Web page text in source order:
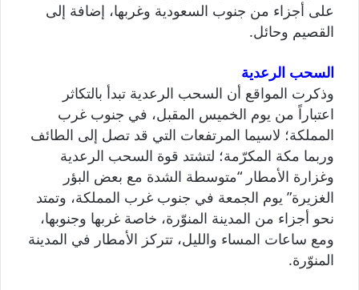
على أجزاء من جنوب السعودية وغربها، إضافة إلى
القصيم وحائل.
السحب الرعدية
وذكرت المواقع أن السحب الرعدية تبدأ بالتكاثر
اعتباراً من يوم الخميس المقبل، في جنوب غرب
المملكة؛ لاسيما المرتفعات التي قد تصل إلى الطائف
وربما مكة المكرّمة؛ لتشتد قوة السحب الرعدية
وغزارة الأمطار “متوسطة الشدة مع بعض البؤر
الغزيرة” يوم الجمعة في جنوب غرب المملكة، وتمتد
نحو أجزاء من المدينة المنوّرة، خاصة غربها وجنوبها،
ومع ساعات المساء والليل، تتركز الأمطار في المدينة
المنوّرة.